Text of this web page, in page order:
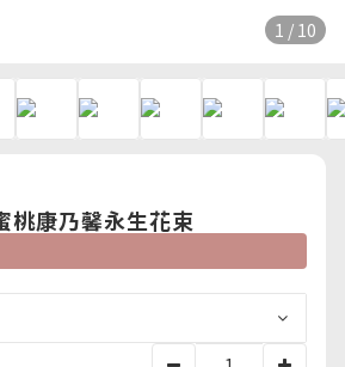
1 / 10
桃康乃馨永生花束